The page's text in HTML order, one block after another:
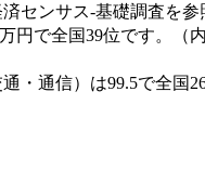
センサス‐基礎調査を参
円で全国39位です。（
・通信）は99.5で全国